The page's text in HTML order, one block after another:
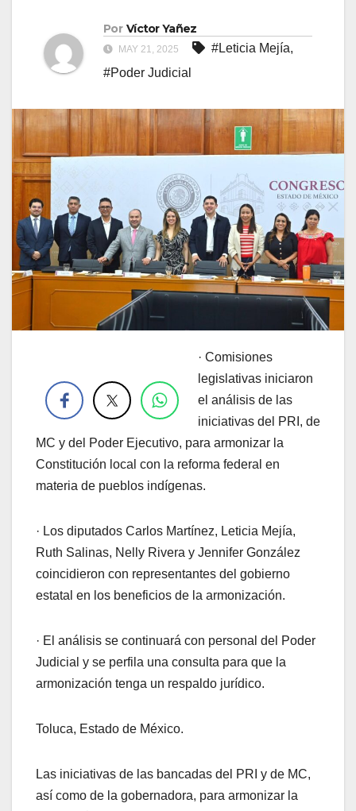
Por Víctor Yañez
MAY 21, 2025 #Leticia Mejía,
#Poder Judicial
· Comisiones
legislativas iniciaron
el análisis de las
iniciativas del PRI, de
MC y del Poder Ejecutivo, para armonizar la
Constitución local con la reforma federal en
materia de pueblos indígenas.
· Los diputados Carlos Martínez, Leticia Mejía,
Ruth Salinas, Nelly Rivera y Jennifer González
coincidieron con representantes del gobierno
estatal en los beneficios de la armonización.
· El análisis se continuará con personal del Poder
Judicial y se perfila una consulta para que la
armonización tenga un respaldo jurídico.
Toluca, Estado de México.
Las iniciativas de las bancadas del PRI y de MC,
así como de la gobernadora, para armonizar la